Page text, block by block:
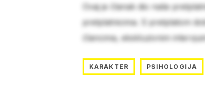
Ovaj je članak dio naše
pretplatnicima. S pretplatom
člancima, ekskluzivnim
KARAKTER PSIHOLOGIJA